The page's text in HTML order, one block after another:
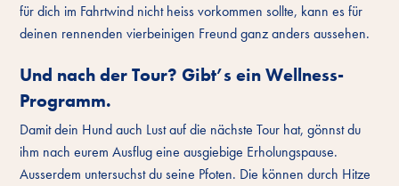
für dich im Fahrtwind nicht heiss vorkommen sollte, kann es für
deinen rennenden vierbeinigen Freund ganz anders aussehen.
Und nach der Tour? Gibt’s ein Wellness-
Programm.
Damit dein Hund auch Lust auf die nächste Tour hat, gönnst du
ihm nach eurem Ausflug eine ausgiebige Erholungspause.
Ausserdem untersuchst du seine Pfoten. Die können durch Hitze